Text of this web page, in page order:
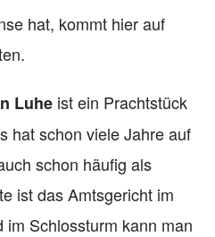
hat, kommt hier auf
Luhe ist ein Prachtstück
hat schon viele Jahre auf
schon häufig als
ist das Amtsgericht im
Schlossturm kann man